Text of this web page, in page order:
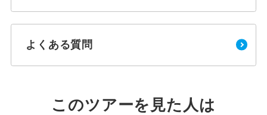
よくある質問
このツアーを見た人は